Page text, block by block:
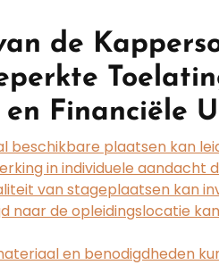
de
Financiële
beschikbare plaatsen kan
in individuele aandacht
van stageplaatsen kan
naar de opleidingslocatie
en benodigdheden